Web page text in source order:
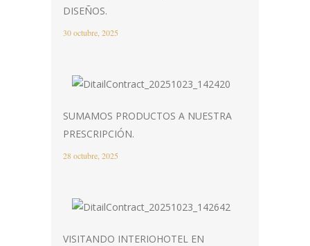
DISEÑOS.
30 octubre, 2025
SUMAMOS PRODUCTOS A NUESTRA
PRESCRIPCIÓN.
28 octubre, 2025
VISITANDO INTERIOHOTEL EN